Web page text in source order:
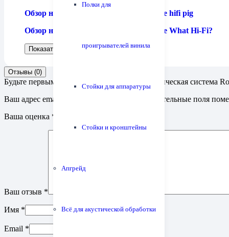
Полки для
проигрывателей винила
Стойки для аппаратуры
Стойки и кронштейны
Апгрейд
Всё для акустической обработки
Обзор на английском читайте на сайте hifi pig
Обзор на английском читайте на сайте What Hi-Fi?
Показать больше Показать меньше
Отзывы (0)
Будьте первым, кто оставил отзыв на “Акустическая система
Ваш адрес email не будет опубликован.
Обязательные поля
Ваша оценка *
Ваш отзыв *
Имя *
Email *